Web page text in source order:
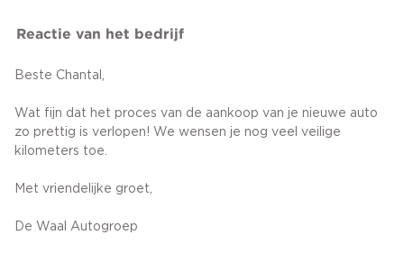
Reactie van het bedrijf
Beste Chantal,
Wat fijn dat het proces van de aankoop van je nieuwe auto
zo prettig is verlopen! We wensen je nog veel veilige
kilometers toe.
Met vriendelijke groet,
De Waal Autogroep